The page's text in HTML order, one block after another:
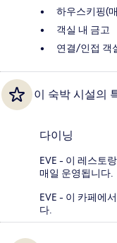
하우스키핑(
객실 내 금고
연결/인접 객
이 숙박 시설의
다이닝
EVE - 이 레스토
매일 운영됩니다.
EVE - 이 카페에
다.